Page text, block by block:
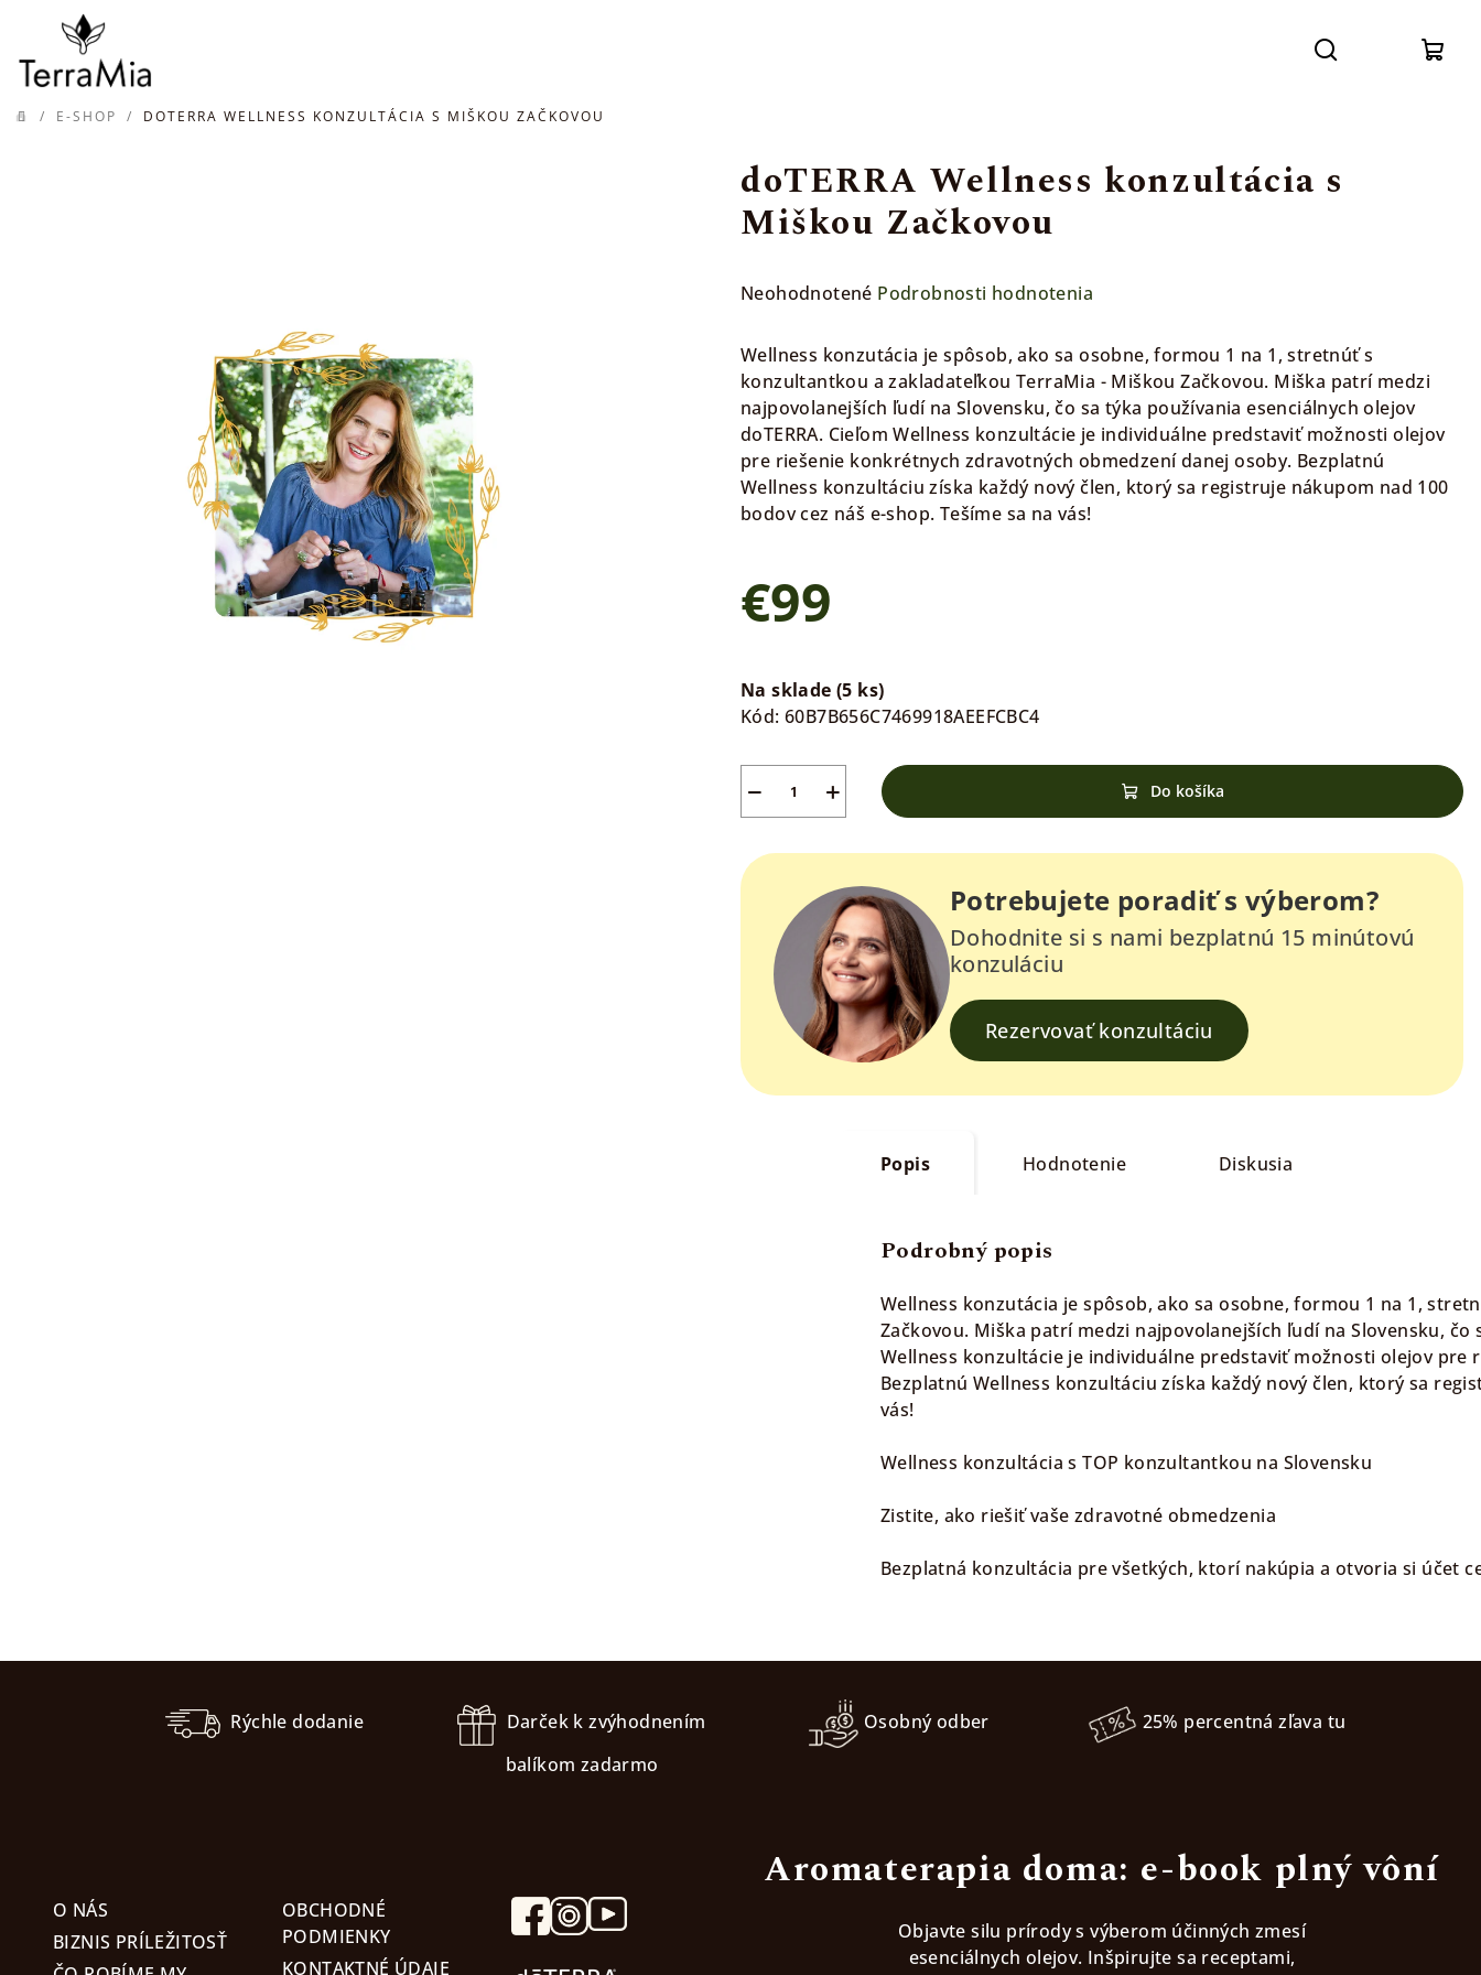
obsah
DOMOV
/ E-SHOP / DOTERRA WELLNESS KONZULTÁCIA S MIŠKOU ZAČKOVOU
doTERRA Wellness konzultácia s
Miškou Začkovou
Priemerné
produktu
je
0,0
z
hviezdičiek.
Neohodnotené Podrobnosti hodnotenia
Wellness konzutácia je spôsob, ako sa osobne, formou 1 na 1, stretnúť s
konzultantkou a zakladateľkou TerraMia - Miškou Začkovou. Miška patrí medzi
najpovolanejších ľudí na Slovensku, čo sa týka používania esenciálnych olejov
doTERRA. Cieľom Wellness konzultácie je individuálne predstaviť možnosti olejov
pre riešenie konkrétnych zdravotných obmedzení danej osoby. Bezplatnú
Wellness konzultáciu získa každý nový člen, ktorý sa registruje nákupom nad 100
bodov cez náš e-shop. Tešíme sa na vás!
€99
cena:
Na sklade(5 ks)
Kód: 60B7B656C7469918AEEFCBC4
+
− Do košíka
Potrebujete poradiť s výberom?
Dohodnite si s nami bezplatnú 15 minútovú
konzuláciu
Rezervovať konzultáciu
Popis Hodnotenie Diskusia
Podrobný popis
Wellness konzutácia je spôsob, ako sa osobne, formou 1 na 1,
Začkovou. Miška patrí medzi najpovolanejších ľudí na Slovensku, čo
Wellness konzultácie je individuálne predstaviť možnosti olejov
Bezplatnú Wellness konzultáciu získa každý nový člen, ktorý sa
vás!
Wellness konzultácia s TOP konzultantkou na Slovensku
Zistite, ako riešiť vaše zdravotné obmedzenia
Bezplatná konzultácia pre všetkých, ktorí nakúpia a otvoria si účet
Rýchle dodanie
Darček k zvýhodnením
balíkom zadarmo
Osobný odber 25% percentná zľava tu
O NÁS
BIZNIS PRÍLEŽITOSŤ
OBCHODNÉ
PODMIENKY
KONTAKTNÉ ÚDAJE
Aromaterapia doma: e-book plný vôní
Objavte silu prírody s výberom účinných zmesí
esenciálnych olejov. Inšpirujte sa receptami,